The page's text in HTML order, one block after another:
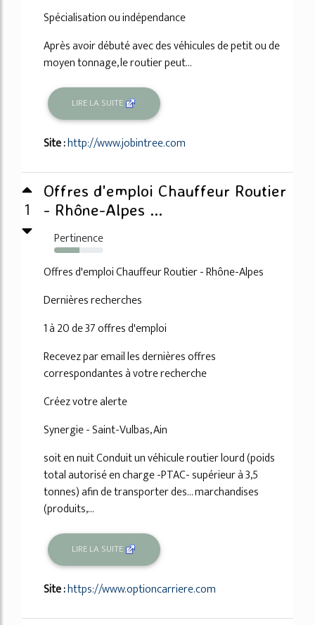
Spécialisation ou indépendance
Après avoir débuté avec des véhicules de petit ou de
moyen tonnage, le routier peut...
LIRE LA SUITE
Site :http://www.jobintree.com
1
Offres d'emploi Chauffeur Routier
- Rhône-Alpes ...
Pertinence
51%
Offres d'emploi Chauffeur Routier - Rhône-Alpes
Dernières recherches
1 à 20 de 37 offres d'emploi
Recevez par email les dernières offres
correspondantes à votre recherche
Créez votre alerte
Synergie - Saint-Vulbas, Ain
soit en nuit Conduit un véhicule routier lourd (poids
total autorisé en charge -PTAC- supérieur à 3,5
tonnes) afin de transporter des... marchandises
(produits,...
LIRE LA SUITE
Site :https://www.optioncarriere.com